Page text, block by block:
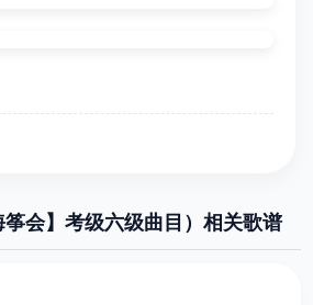
筝会】考级六级曲目）相关歌谱